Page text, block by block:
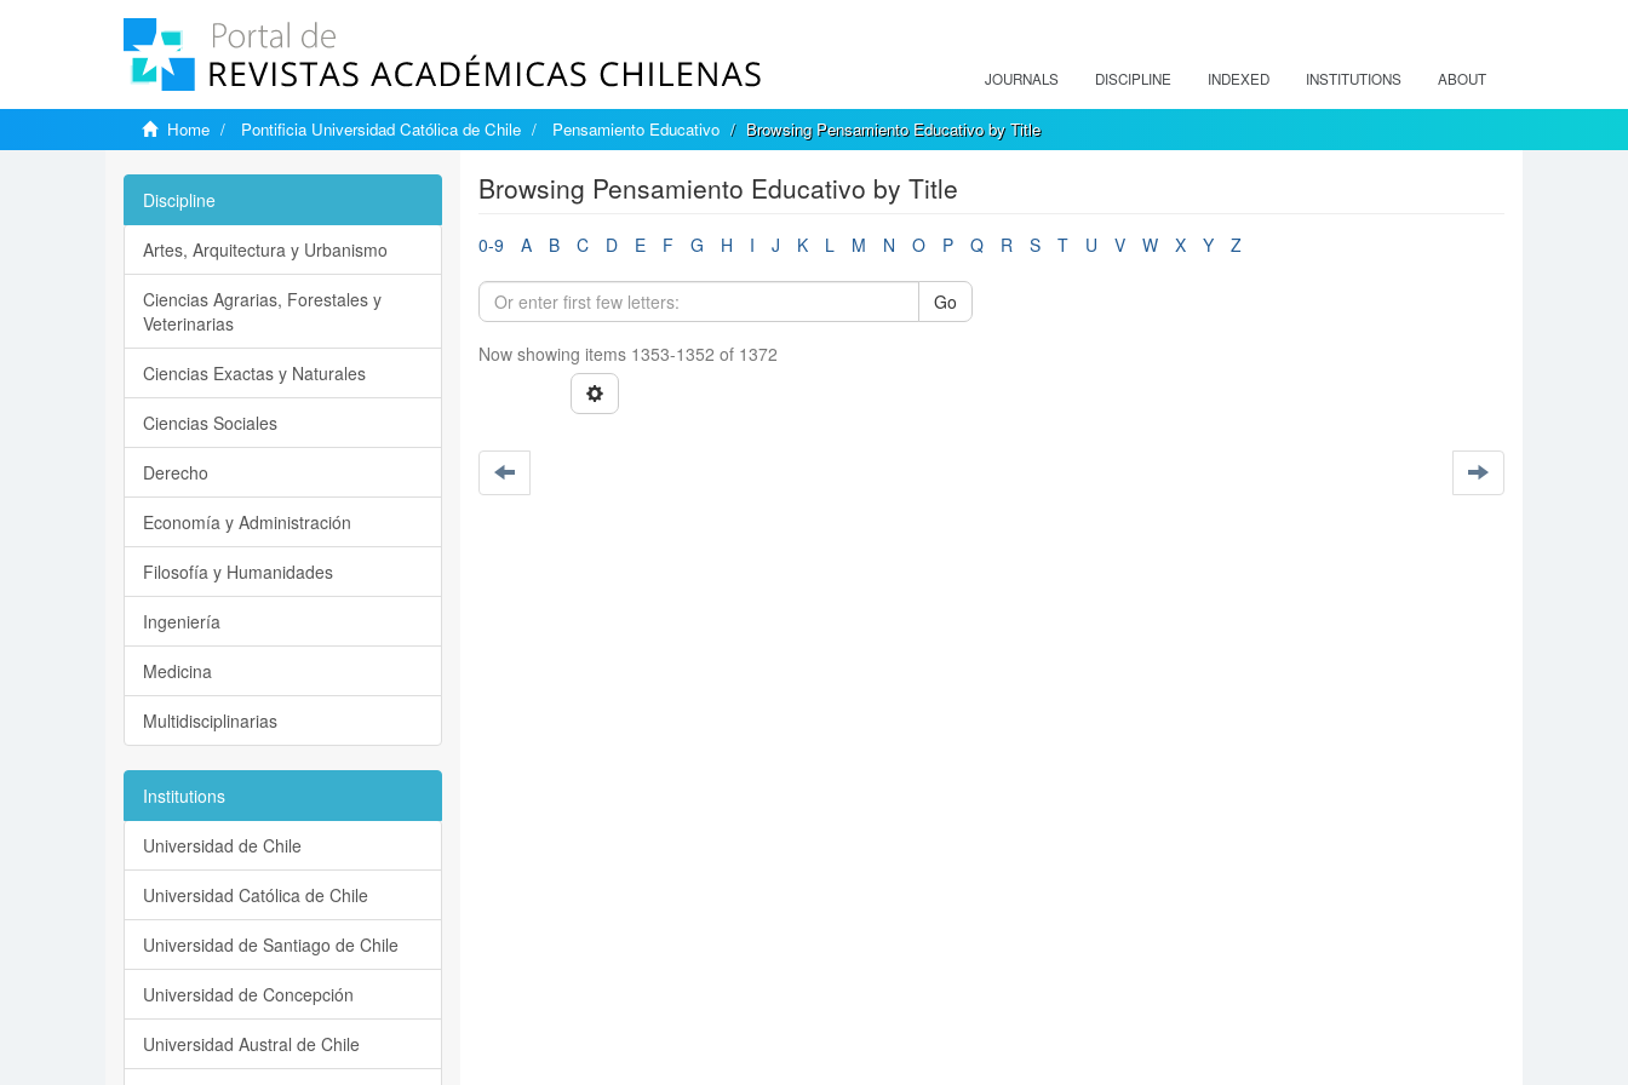
JOURNALS DISCIPLINE INDEXED INSTITUTIONS ABOUT
Home Pontificia Universidad Católica de Chile Pensamiento Educativo Browsing Pensamiento Educativo by Title
Browsing Pensamiento Educativo by Title
0-9 A B C D E F G H I J K L M N O P Q R S T U V W X Y Z
Go
Now showing items 1353-1352 of 1372
Discipline
Artes, Arquitectura y Urbanismo
Ciencias Agrarias, Forestales y
Veterinarias
Ciencias Exactas y Naturales
Ciencias Sociales
Derecho
Economía y Administración
Filosofía y Humanidades
Ingeniería
Medicina
Multidisciplinarias
Institutions
Universidad de Chile
Universidad Católica de Chile
Universidad de Santiago de Chile
Universidad de Concepción
Universidad Austral de Chile